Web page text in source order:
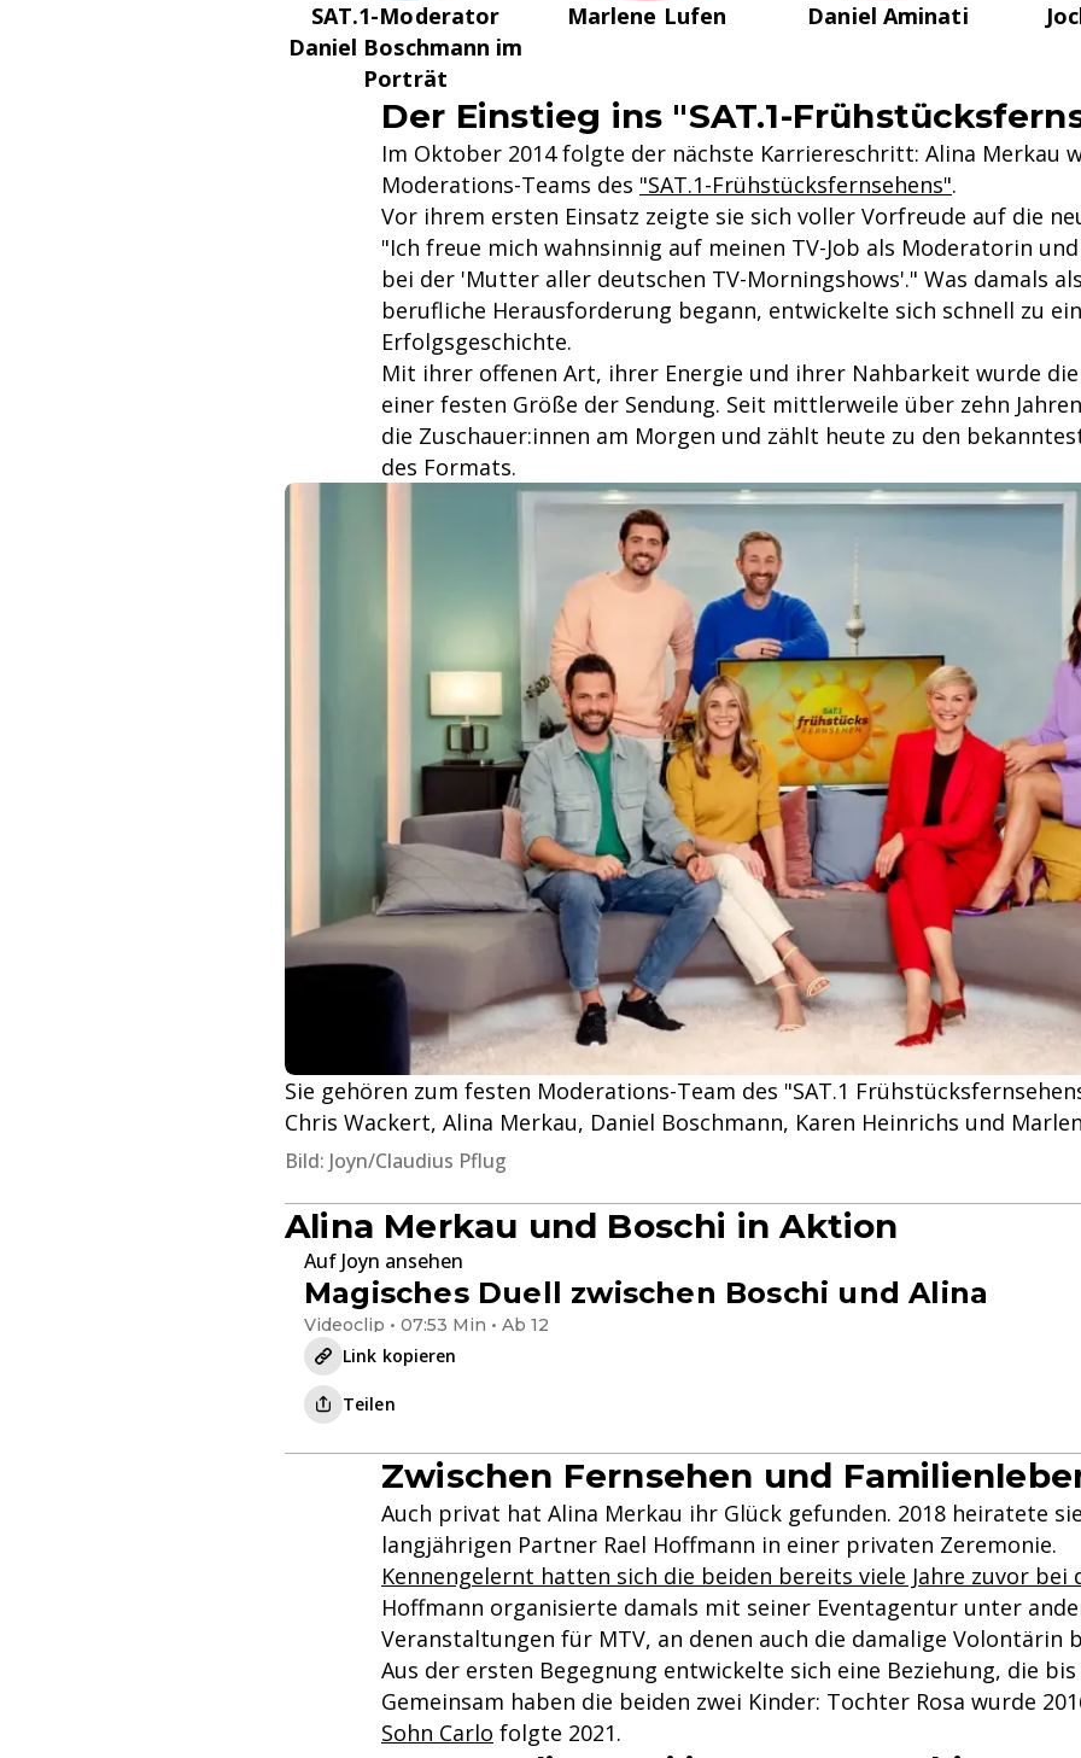
SAT.1-Moderator
Daniel Boschmann im
Porträt
Marlene Lufen Daniel Aminati
Der Einstieg ins "SAT.1-
Im Oktober 2014 folgte der nächste Karriereschritt: Alina Merkau
Moderations-Teams des "SAT.1-Frühstücksfernsehens".
Vor ihrem ersten Einsatz zeigte sie sich voller Vorfreude auf die
"Ich freue mich wahnsinnig auf meinen TV-Job als Moderatorin
bei der 'Mutter aller deutschen TV-Morningshows'." Was damals
berufliche Herausforderung begann, entwickelte sich schnell zu
Erfolgsgeschichte.
Mit ihrer offenen Art, ihrer Energie und ihrer Nahbarkeit wurde
einer festen Größe der Sendung. Seit mittlerweile über zehn
die Zuschauer:innen am Morgen und zählt heute zu den
des Formats.
Sie gehören zum festen Moderations-Team des "SAT.1
Chris Wackert, Alina Merkau, Daniel Boschmann, Karen Heinrichs und
Bild: Joyn/Claudius Pflug
Alina Merkau und Boschi in Aktion
Auf Joyn ansehen
Magisches Duell zwischen Boschi und Alina
Videoclip • 07:53 Min • Ab 12
Link kopieren
Teilen
Zwischen Fernsehen und
Auch privat hat Alina Merkau ihr Glück gefunden. 2018 heiratete
langjährigen Partner Rael Hoffmann in einer privaten Zeremonie.
Kennengelernt hatten sich die beiden bereits viele Jahre zuvor bei
Hoffmann organisierte damals mit seiner Eventagentur unter
Veranstaltungen für MTV, an denen auch die damalige Volontärin
Aus der ersten Begegnung entwickelte sich eine Beziehung, die
Gemeinsam haben die beiden zwei Kinder: Tochter Rosa wurde
Sohn Carlo folgte 2021.